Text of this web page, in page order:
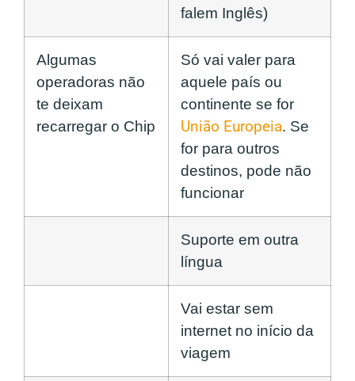
falem Inglês)
Algumas
operadoras não
te deixam
recarregar o Chip
Só vai valer para
aquele país ou
continente se for
União Europeia. Se
for para outros
destinos, pode não
funcionar
Suporte em outra
língua
Vai estar sem
internet no início da
viagem